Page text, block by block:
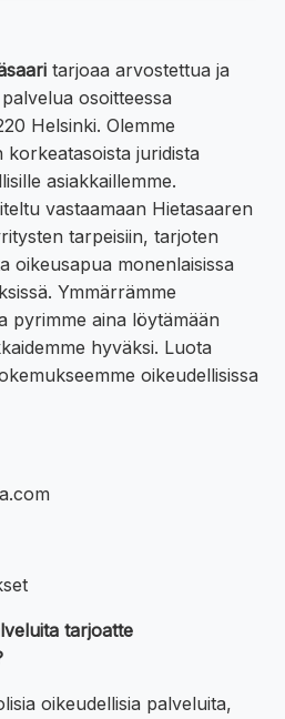
tarjoaa arvostettua ja
osoitteessa
Helsinki. Olemme
juridista
asiakkaillemme.
vastaamaan Hietasaaren
tarpeisiin, tarjoten
oikeusapua monenlaisissa
Ymmärrämme
pyrimme aina löytämään
hyväksi. Luota
oikeudellisissa
tarjoatte
oikeudellisia palveluita,